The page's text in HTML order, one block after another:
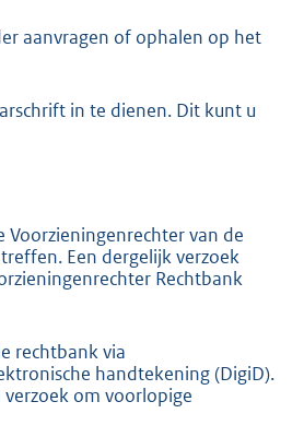
aanvragen of ophalen op het
in te dienen. Dit kunt u
van de
Een dergelijk verzoek
Rechtbank
rechtbank via
handtekening (DigiD).
om voorlopige